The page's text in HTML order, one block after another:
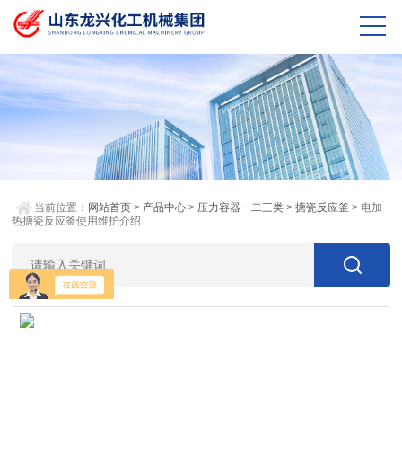
当前位置： 网站首页 > 产品中心 > 压力容器一二三类 >搪瓷反应釜 > 电加
热搪瓷反应釜使用维护介绍